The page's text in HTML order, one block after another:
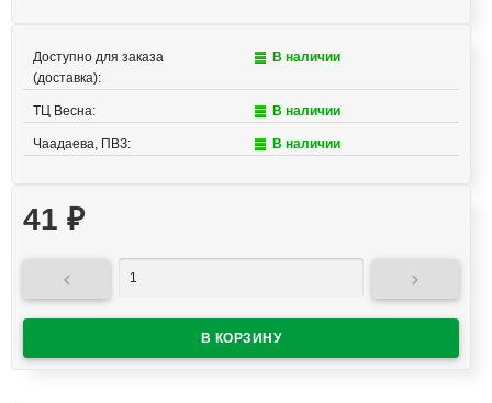
Доступно для заказа
(доставка):
В наличии
ТЦ Весна: В наличии
Чаадаева, ПВЗ: В наличии
41 ₽
 